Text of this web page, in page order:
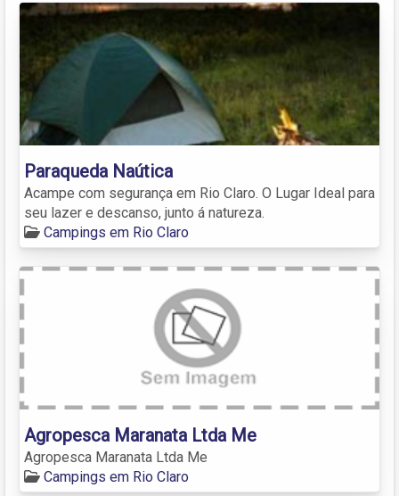
Paraqueda Naútica
Acampe com segurança em Rio Claro. O Lugar Ideal para
seu lazer e descanso, junto á natureza.
Campings em Rio Claro
Agropesca Maranata Ltda Me
Agropesca Maranata Ltda Me
Campings em Rio Claro